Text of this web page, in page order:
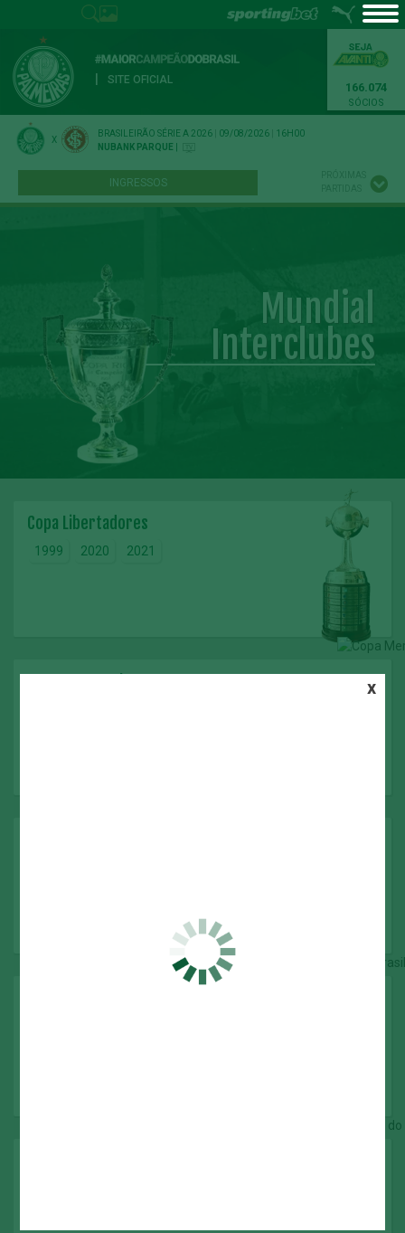
SITE OFICIAL
166.074
SÓCIOS
X
BRASILEIRÃO SÉRIE A 2026 09/08/2026
16H00
NUBANK PARQUE
INGRESSOS
x
Mundial
Interclubes
Copa Libertadores
1999 2020 2021